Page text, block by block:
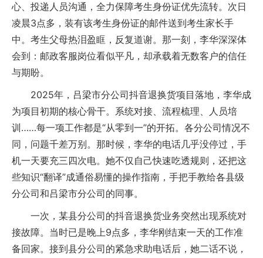
心、投递人员沟通，全力保障考生身份证优先流转。次日
凌晨3点多，装有该考生身份证的邮件送到考生家长手
中。考生父母热泪盈眶，反复道谢。那一刻，李华深深体
会到：邮政客服岗位看似平凡，却承载着无数客户的信任
与期盼。
2025年，吕梁市分公司抖音退换货项目落地，李华成
为项目初期的核心骨干。系统对接、流程梳理、人员培
训……每一项工作都是“从零到一”的开拓。各分公司情况不
同，问题千差万别。那时候，李华的电话几乎没停过，手
机一天要充三四次电。她不仅自己快速吃透规则，还把这
些知识“翻译”成通俗易懂的操作指南，手把手教给各县级
分公司和吕梁市分公司的同事。
一次，某县分公司的抖音退换货业务突然出现系统对
接故障。当时已是晚上9点多，李华刚结束一天的工作准
备回家。接到县分公司的紧急求助电话后，她二话不说，